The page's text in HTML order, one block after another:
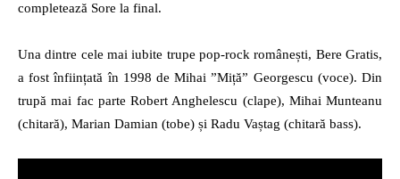
completează Sore la final.
Una dintre cele mai iubite trupe pop-rock românești, Bere Gratis,
a fost înființată în 1998 de Mihai ”Miță” Georgescu (voce). Din
trupă mai fac parte Robert Anghelescu (clape), Mihai Munteanu
(chitară), Marian Damian (tobe) și Radu Vaștag (chitară bass).